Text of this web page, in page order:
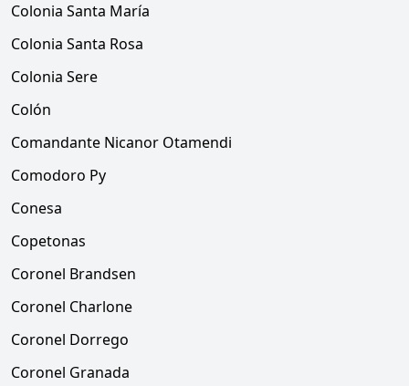
Colonia Santa María
Colonia Santa Rosa
Colonia Sere
Colón
Comandante Nicanor Otamendi
Comodoro Py
Conesa
Copetonas
Coronel Brandsen
Coronel Charlone
Coronel Dorrego
Coronel Granada